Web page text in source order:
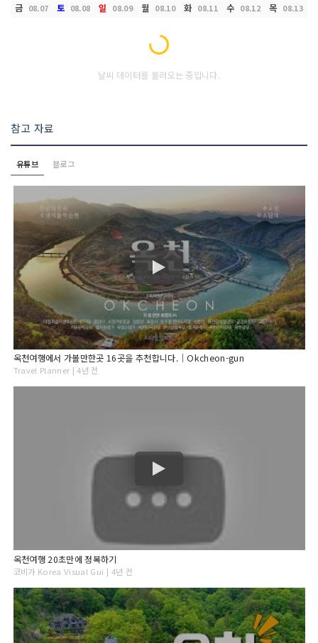
금 08.07 토 08.08 일 08.09 월 08.10 화 08.11 수 08.12 목 08.13
Loading...
날씨 데이터를 불러오는 중입니다.
참고 자료
유튜브 블로그
옥천여행에서 가볼만한곳 16곳을 추천합니다.｜Okcheon-gun
Travel Planner | 4년 전
옥천여행 20초만에 정복하기
코비가 Korea Visual Gui | 4년 전